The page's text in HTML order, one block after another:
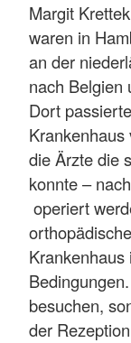
Margit
waren in
an der
nach Belgien
Dort
die Ärzte die
konnte –
operiert
besuchen,
der